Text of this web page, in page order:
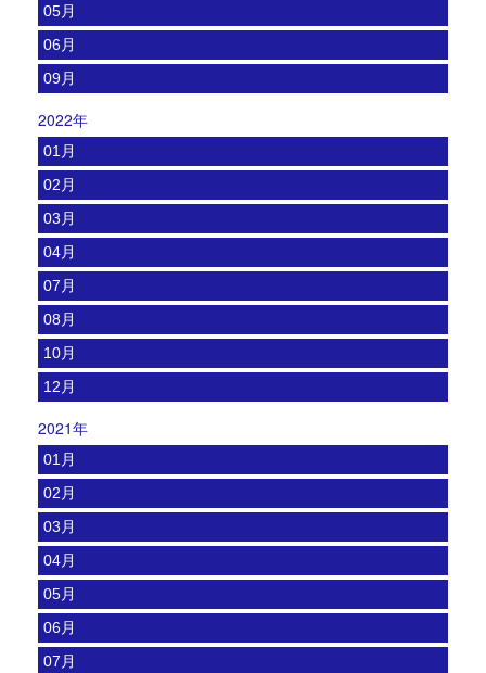
05月
06月
09月
2022年
01月
02月
03月
04月
07月
08月
10月
12月
2021年
01月
02月
03月
04月
05月
06月
07月